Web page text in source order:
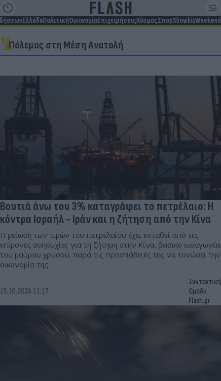
ΕλλάδαΠολιτικήΟικονομίαΕπιχειρήσειςΚόσμοςΣπορShowbizWeekend
Πόλεμος στη Μέση Ανατολή
Βουτιά άνω του 3% καταγράφει το πετρέλαιο: Η
κόντρα Ισραήλ - Ιράν και η ζήτηση από την Κίνα
Η μείωση των τιμών του πετρελαίου έχει ενταθεί από τις
επίμονες ανησυχίες για τη ζήτηση στην Κίνα, βασικό εισαγωγέα
του μαύρου χρυσού, παρά τις προσπάθειές της να τονώσει την
οικονομία της.
15.10.2024 11:17
Συντακτική
Ομάδα
Flash.gr